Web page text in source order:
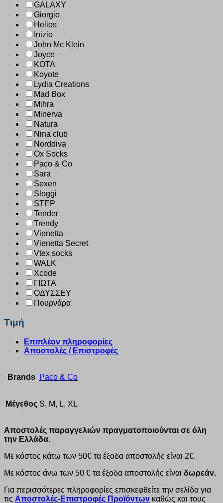
GALAXY
Giorgio
Helios
Inizio
John Mc Klein
Joyce
KOTA
Koyote
Lydia Creations
Mad Box
Mihra
Minerva
Natura
Nina club
Norddiva
Ox Socks
Paco & Co
Sara
Sexen
Sloggi
STEP
Tender
Trendy
Vienetta
Vienetta Secret
Vtex socks
WALK
Xcode
ΓΙΩΤΑ
ΟΔΥΣΣΕΥ
Πουρνάρα
Τιμή
Επιπλέον πληροφορίες
Αποστολές / Επιστροφές
Brands Paco & Co
Μέγεθος S, M, L, XL
Αποστολές παραγγελιών πραγματοποιούνται σε όλη
την Ελλάδα.
Με κόστος κάτω των 50€ τα έξοδα αποστολής είναι 2€.
Με κόστος άνω των 50 € τα έξοδα αποστολής είναι δωρεάν.
Για περισσότερες πληροφορίες επισκεφθείτε την σελίδα για
τις Αποστολές-Επιστροφές Προϊόντων καθώς και τους